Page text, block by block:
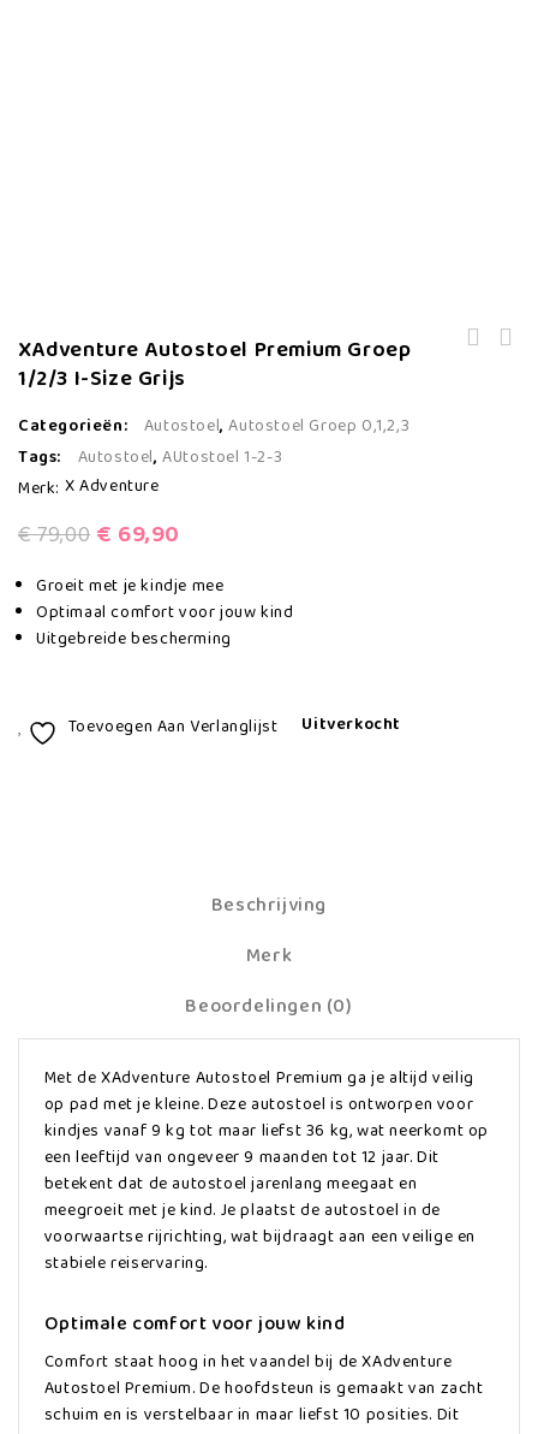
XAdventure Autostoel Premium Groep
1/2/3 I-Size Grijs
Categorieën: Autostoel,Autostoel Groep 0,1,2,3
Tags:
Autostoel,AUtostoel 1-2-3
Merk: X Adventure
€79,00 € 69,90
Groeit met je kindje mee
Optimaal comfort voor jouw kind
Uitgebreide bescherming
Uitverkocht
Toevoegen Aan Verlanglijst
Beschrijving
Merk
Beoordelingen (0)
Met de XAdventure Autostoel Premium ga je altijd veilig
op pad met je kleine. Deze autostoel is ontworpen voor
kindjes vanaf 9 kg tot maar liefst 36 kg, wat neerkomt op
een leeftijd van ongeveer 9 maanden tot 12 jaar. Dit
betekent dat de autostoel jarenlang meegaat en
meegroeit met je kind. Je plaatst de autostoel in de
voorwaartse rijrichting, wat bijdraagt aan een veilige en
stabiele reiservaring.
Optimale comfort voor jouw kind
Comfort staat hoog in het vaandel bij de XAdventure
Autostoel Premium. De hoofdsteun is gemaakt van zacht
schuim en is verstelbaar in maar liefst 10 posities. Dit